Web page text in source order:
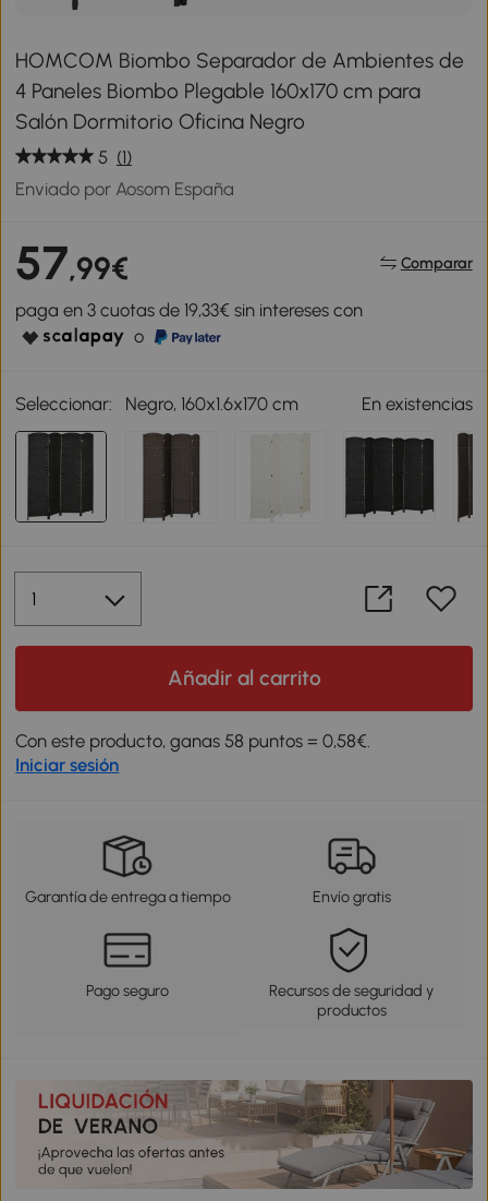
HOMCOM Biombo Separador de Ambientes de
4 Paneles Biombo Plegable 160x170 cm para
Salón Dormitorio Oficina Negro
5 (1)
Enviado por Aosom España
57,99€ Comparar
paga en 3 cuotas de 19,33€ sin intereses con
o
Seleccionar: Negro, 160x1.6x170 cm En existencias
Añadir al carrito
Con este producto, ganas 58 puntos = 0,58€.
Iniciar sesión
Garantía de entrega a tiempo Envío gratis
Pago seguro
Recursos de seguridad y
productos